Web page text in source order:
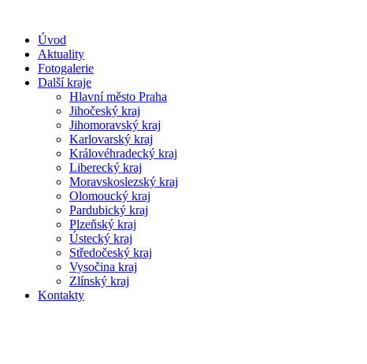
Úvod
Aktuality
Fotogalerie
Další kraje
Hlavní město Praha
Jihočeský kraj
Jihomoravský kraj
Karlovarský kraj
Královéhradecký kraj
Liberecký kraj
Moravskoslezský kraj
Olomoucký kraj
Pardubický kraj
Plzeňský kraj
Ústecký kraj
Středočeský kraj
Vysočina kraj
Zlínský kraj
Kontakty